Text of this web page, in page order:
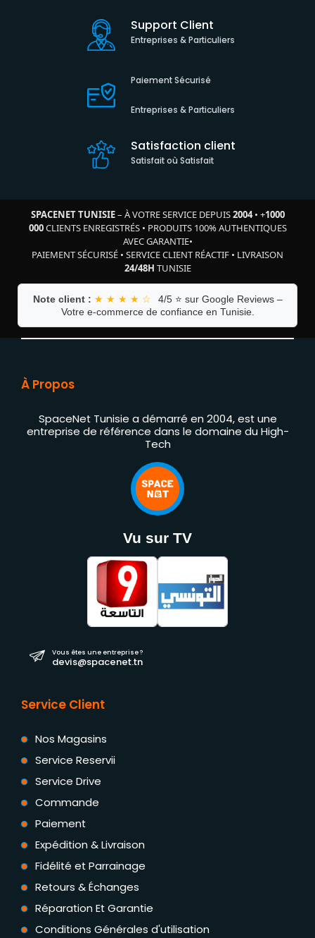
Support Client
Entreprises & Particuliers
Paiement Sécurisé
Entreprises & Particuliers
Satisfaction client
Satisfait où Satisfait
SPACENET TUNISIE– À VOTRE SERVICE DEPUIS2004• +1000
000CLIENTS ENREGISTRÉS• PRODUITS 100% AUTHENTIQUES
AVEC GARANTIE•
PAIEMENT SÉCURISÉ • SERVICE CLIENT RÉACTIF • LIVRAISON
24/48H TUNISIE
Note client : ★ ★ ★ ★ ☆
4/5 ⭐ sur Google Reviews –
Votre e-commerce de confiance en Tunisie.
À Propos
SpaceNet Tunisie a démarré en 2004, est une
entreprise de référence dans le domaine du High-
Tech
Vu sur TV
Vous êtes une entreprise ?
devis@spacenet.tn
Service Client
Nos Magasins
Service Reservii
Service Drive
Commande
Paiement
Expédition & Livraison
Fidélité et Parrainage
Retours & Échanges
Réparation Et Garantie
Conditions Générales d'utilisation